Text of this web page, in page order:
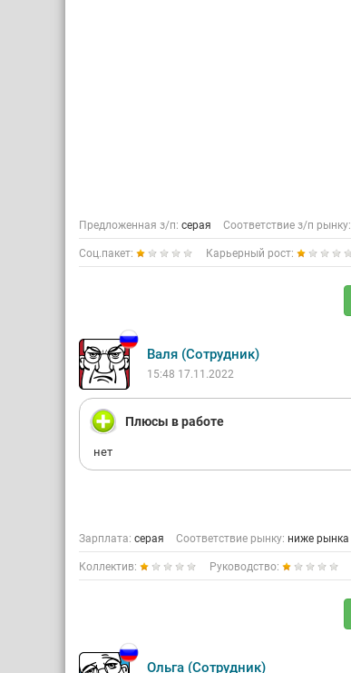
Предложенная з/п: серая Соответствие з/п рынку:
Соц.пакет: Карьерный рост:
Валя (Сотрудник)
15:48 17.11.2022
Плюсы в работе
нет
Зарплата: серая Соответствие рынку: ниже рынка
Коллектив: Руководство:
Ольга (Сотрудник)